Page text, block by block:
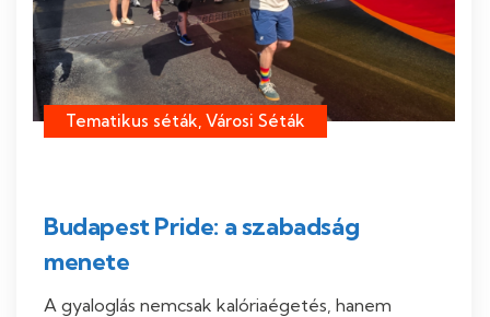
Tematikus séták, Városi Séták
Budapest Pride: a szabadság
menete
A gyaloglás nemcsak kalóriaégetés, hanem